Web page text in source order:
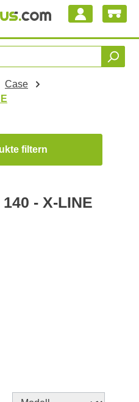
Case
filtern
- X-LINE